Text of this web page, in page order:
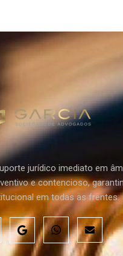
jurídico imediato em
e contencioso,
em todas as frentes.